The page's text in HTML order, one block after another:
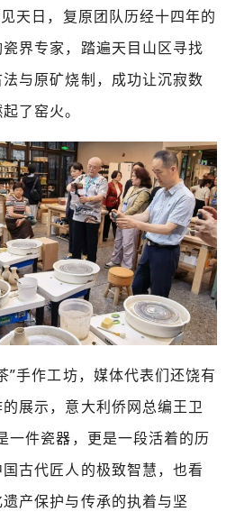
天日，复原团队历经十四年的
界专家，踏遍天目山区寻找
与原矿烧制，成功让沉寂数
了窑火。
”手作工坊，媒体代表们还饶有
展示，意大利侨网总编王卫
一件瓷器，更是一段活着的历
古代匠人的极致智慧，也看
产保护与传承的执着与坚